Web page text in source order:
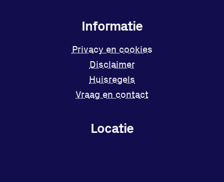
Locatie
Informatie
Privacy en cookies
Disclaimer
Huisregels
Vraag en contact